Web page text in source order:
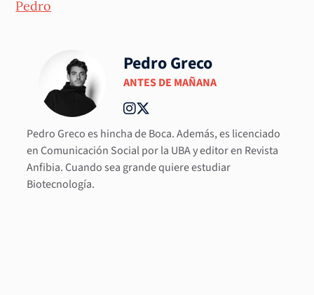
Pedro
Pedro Greco
ANTES DE MAÑANA
Pedro Greco es hincha de Boca. Además, es licenciado
en Comunicación Social por la UBA y editor en Revista
Anfibia. Cuando sea grande quiere estudiar
Biotecnología.